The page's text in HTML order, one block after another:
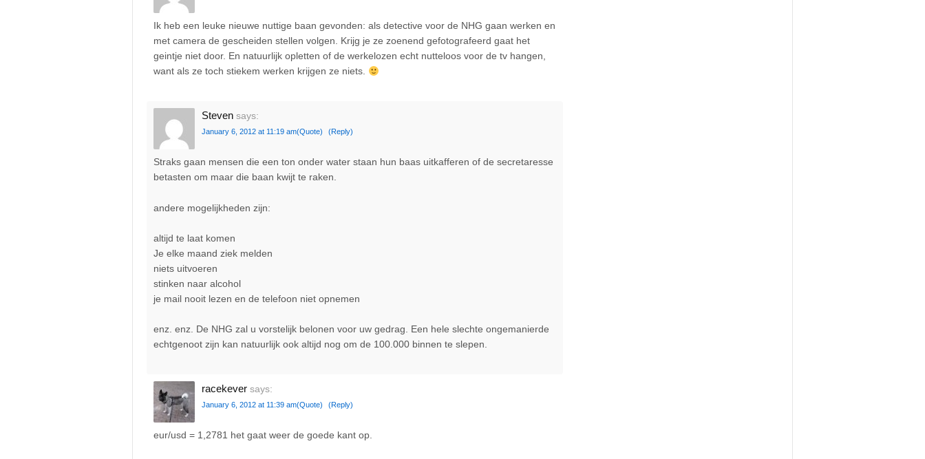
Ik heb een leuke nieuwe nuttige baan gevonden: als detective voor de NHG gaan werken en
met camera de gescheiden stellen volgen. Krijg je ze zoenend gefotografeerd gaat het
geintje niet door. En natuurlijk opletten of de werkelozen echt nutteloos voor de tv hangen,
want als ze toch stiekem werken krijgen ze niets.
Steven says:
January 6, 2012 at 11:19 am(Quote) (Reply)
Straks gaan mensen die een ton onder water staan hun baas uitkafferen of de secretaresse
betasten om maar die baan kwijt te raken.
andere mogelijkheden zijn:
altijd te laat komen
Je elke maand ziek melden
niets uitvoeren
stinken naar alcohol
je mail nooit lezen en de telefoon niet opnemen
enz. enz. De NHG zal u vorstelijk belonen voor uw gedrag. Een hele slechte ongemanierde
echtgenoot zijn kan natuurlijk ook altijd nog om de 100.000 binnen te slepen.
racekever says:
January 6, 2012 at 11:39 am(Quote) (Reply)
eur/usd = 1,2781 het gaat weer de goede kant op.